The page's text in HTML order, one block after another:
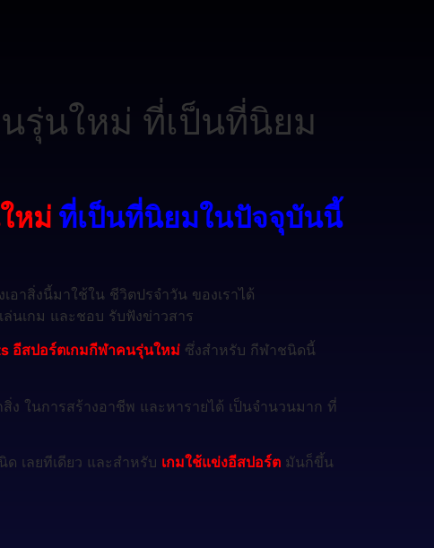
รุ่นใหม่ ที่เป็นที่นิยม
หม่ ที่เป็นที่นิยมในปัจจุบันนี้
อาสิ่งนี้มาใช้ใน ชีวิตปรจำวัน ของเราได้
นเกม และชอบ รับฟังข่าวสาร
อีสปอร์ตเกมกีฬาคนรุ่นใหม่ ซึ่งสำหรับ กีฬาชนิดนี้
ง ในการสร้างอาชีพ และหารายได้ เป็นจำนวนมาก ที่
เลยทีเดียว และสำหรับ เกมใช้แข่งอีสปอร์ต มันก็ขึ้น